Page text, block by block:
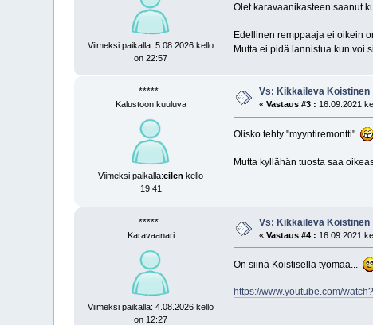
Viimeksi paikalla: 5.08.2026 kello
on 22:57
Olet karavaanikasteen saanut
Edellinen remppaaja ei oikein
Mutta ei pidä lannistua kun voi
*****
Kalustoon kuuluva
Viimeksi paikalla:eilen kello
19:41
Vs: Kikkaileva Koistinen
«Vastaus #3 : 16.09.2021
Olisko tehty "myyntiremontti"
Mutta kyllähän tuosta saa
*****
Karavaanari
Viimeksi paikalla: 4.08.2026 kello
on 12:27
Vs: Kikkaileva Koistinen
«Vastaus #4 : 16.09.2021
On siinä Koistisella työmaa...
https://www.youtube.com/